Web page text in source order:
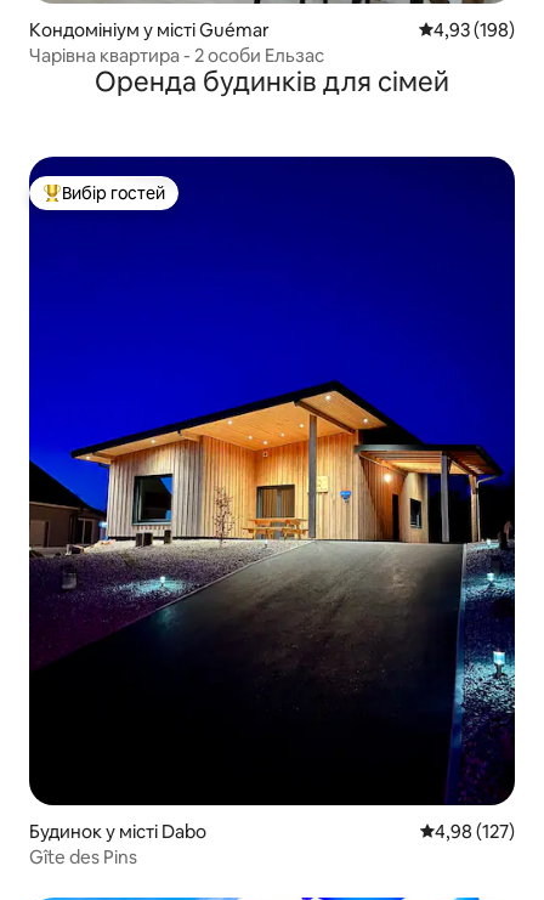
Кондомініум у місті Guémar Середня
4,93 (198)
Чарівна квартира - 2 особи Ельзас
Оренда будинків для сімей
Топ вибір гостей
Вибір гостей
Будинок у місті Dabo Середня
4,98 (127)
Gîte des Pins